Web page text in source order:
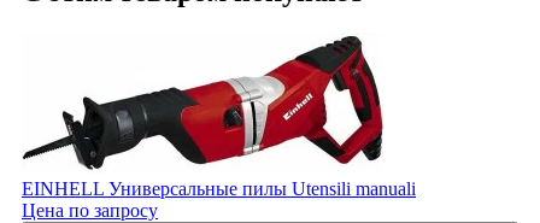
EINHELL Универсальные пилы Utensili manuali
Цена по запросу